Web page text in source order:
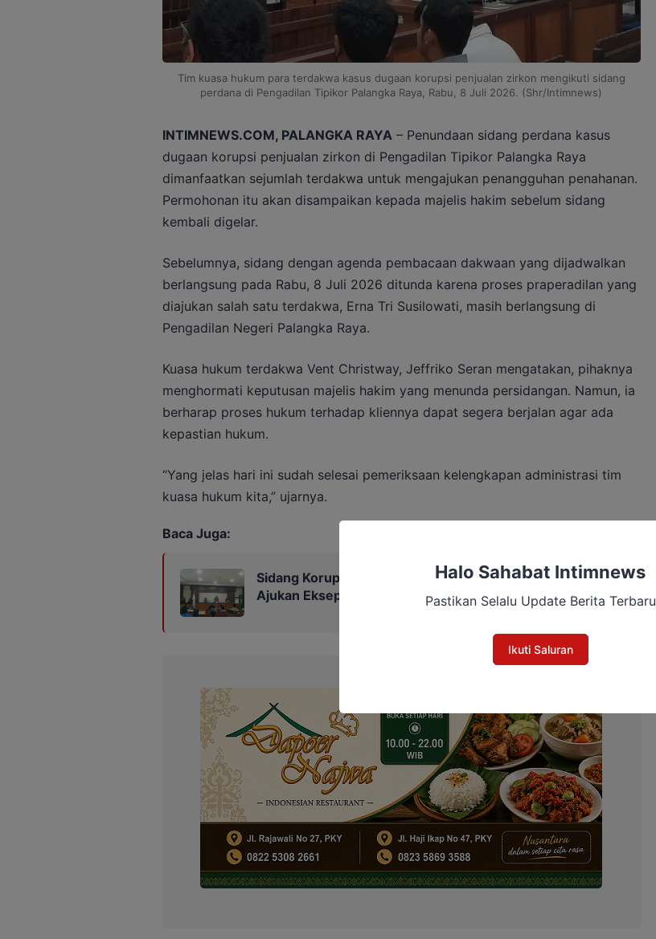
Tim kuasa hukum para terdakwa kasus dugaan korupsi penjualan zirkon mengikuti sidang
perdana di Pengadilan Tipikor Palangka Raya, Rabu, 8 Juli 2026. (Shr/Intimnews)
INTIMNEWS.COM, PALANGKA RAYA– Penundaan sidang perdana kasus
dugaan korupsi penjualan zirkon di Pengadilan Tipikor Palangka Raya
dimanfaatkan sejumlah terdakwa untuk mengajukan penangguhan penahanan.
Permohonan itu akan disampaikan kepada majelis hakim sebelum sidang
kembali digelar.
Sebelumnya, sidang dengan agenda pembacaan dakwaan yang dijadwalkan
berlangsung pada Rabu, 8 Juli 2026 ditunda karena proses praperadilan yang
diajukan salah satu terdakwa, Erna Tri Susilowati, masih berlangsung di
Pengadilan Negeri Palangka Raya.
Kuasa hukum terdakwa Vent Christway, Jeffriko Seran mengatakan, pihaknya
menghormati keputusan majelis hakim yang menunda persidangan. Namun, ia
berharap proses hukum terhadap kliennya dapat segera berjalan agar ada
kepastian hukum.
“Yang jelas hari ini sudah selesai pemeriksaan kelengkapan administrasi tim
kuasa hukum kita,” ujarnya.
Baca Juga:
Sidang Korupsi Zirkon Kalteng Berlanjut, Tiga Terdakwa
Ajukan Eksepsi
Halo Sahabat Intimnews
Pastikan Selalu Update Berita Terbaru
Ikuti Saluran